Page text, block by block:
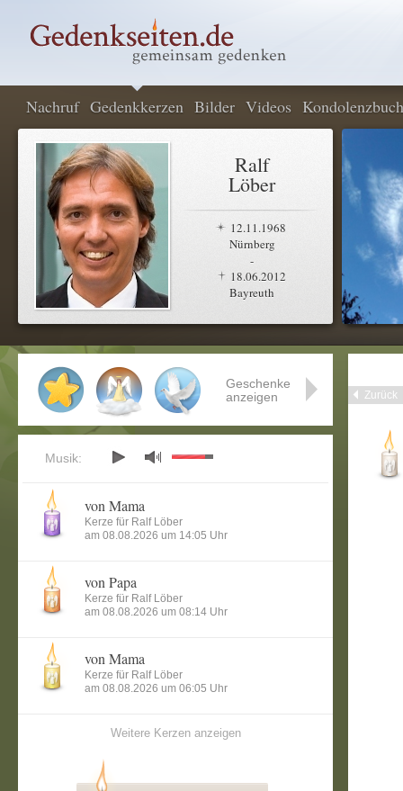
Nachruf Gedenkkerzen Bilder Videos Kondolenzbuch
Ralf
Löber
12.11.1968
Nürnberg
-
18.06.2012
Bayreuth
Zurück
Geschenke
anzeigen
Musik:
von Mama
Kerze für Ralf Löber
am 08.08.2026 um 14:05 Uhr
von Papa
Kerze für Ralf Löber
am 08.08.2026 um 08:14 Uhr
von Mama
Kerze für Ralf Löber
am 08.08.2026 um 06:05 Uhr
Weitere Kerzen anzeigen